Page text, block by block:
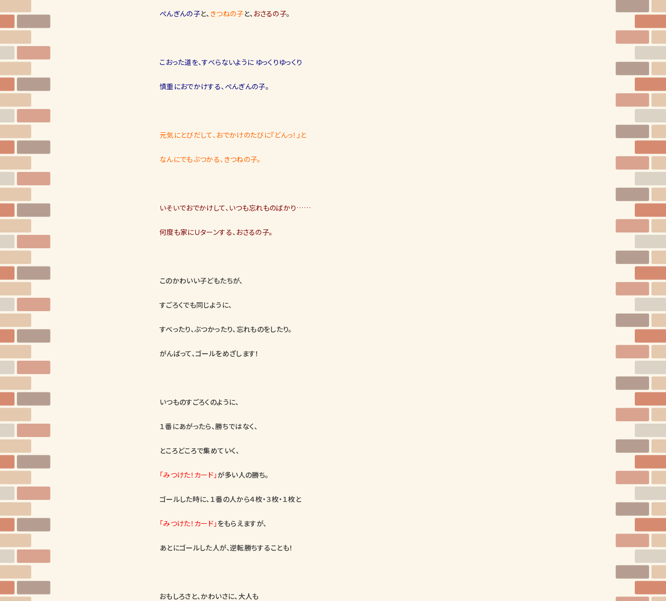
ぺんぎんの子と、 きつねの子と、 おさるの子。
こおった道を、すべらないように ゆっくりゆっくり
慎重におでかけする、ぺんぎんの子。
元気にとびだして、おでかけのたびに『どんっ！』と
なんにでもぶつかる、きつねの子。
いそいでおでかけして、いつも忘れものばかり……
何度も家にＵターンする、おさるの子。
このかわいい子どもたちが、
すごろくでも同じように、
すべったり、ぶつかったり、忘れものをしたり。
がんばって、ゴールをめざします！
いつものすごろくのように、
１番にあがったら、勝ちではなく、
ところどころで集めていく、
「みつけた！カード」が多い人の勝ち。
ゴールした時に、１番の人から４枚・３枚・１枚と
「みつけた！カード」 をもらえますが、
あとにゴールした人が、逆転勝ちすることも！
おもしろさと、かわいさに、大人も